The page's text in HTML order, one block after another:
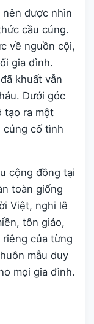
được nhìn
cầu cúng.
về nguồn cội,
gia đình.
khuất vẫn
Dưới góc
tạo ra một
củng cố tình
cộng đồng tại
toàn giống
Việt, nghi lễ
tôn giáo,
của từng
mẫu duy
mọi gia đình.